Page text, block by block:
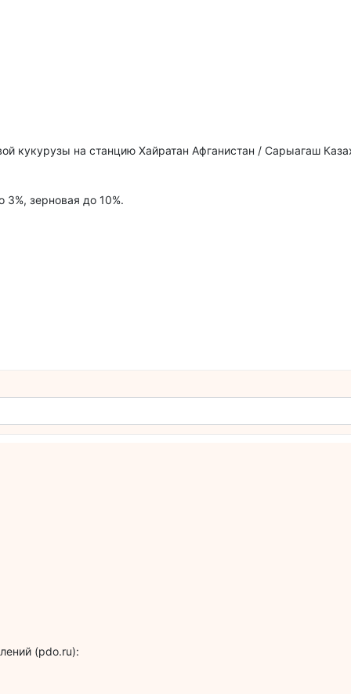
кукурузы на станцию Хайратан Афганистан / Сарыагаш
зерновая до 10%.
(pdo.ru):